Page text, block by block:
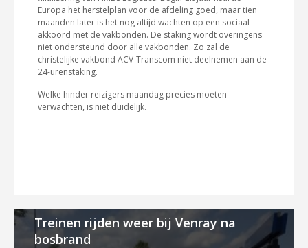
Europa het herstelplan voor de afdeling goed, maar tien
maanden later is het nog altijd wachten op een sociaal
akkoord met de vakbonden. De staking wordt overingens
niet ondersteund door alle vakbonden. Zo zal de
christelijke vakbond ACV-Transcom niet deelnemen aan de
24-urenstaking.
Welke hinder reizigers maandag precies moeten
verwachten, is niet duidelijk.
Treinen rijden weer bij Venray na
bosbrand